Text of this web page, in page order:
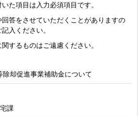
いた項目は入力必須項目です。
答をさせていただくことがありますの
入ください。
するものはご遠慮ください。
除却促進事業補助金について
課